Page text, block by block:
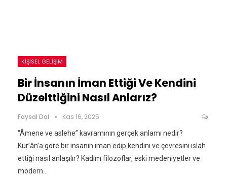
KIŞISEL GELIŞIM
Bir İnsanın İman Ettiği Ve Kendini
Düzelttiğini Nasıl Anlarız?
Faysal Dal Kas 16, 2025
“Âmene ve aslehe” kavramının gerçek anlamı nedir?
Kur’ân’a göre bir insanın iman edip kendini ve çevresini ıslah
ettiği nasıl anlaşılır? Kadim filozoflar, eski medeniyetler ve
modern…